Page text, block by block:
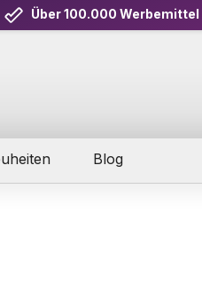
Über 100.000 Werbemittel
Blog